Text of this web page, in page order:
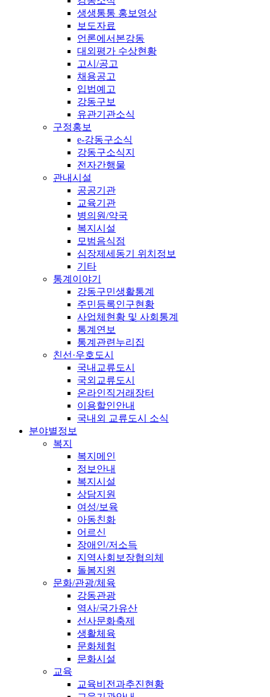
생생통통 홍보영상
보도자료
언론에서본강동
대외평가 수상현황
고시/공고
채용공고
입법예고
강동구보
유관기관소식
구정홍보
e-강동구소식
강동구소식지
전자간행물
관내시설
공공기관
교육기관
병의원/약국
복지시설
모범음식점
심장제세동기 위치정보
기타
통계이야기
강동구민생활통계
주민등록인구현황
사업체현황 및 사회통계
통계연보
통계관련누리집
친선·우호도시
국내교류도시
국외교류도시
온라인직거래장터
이용할인안내
국내외 교류도시 소식
분야별정보
복지
복지메인
정보안내
복지시설
상담지원
여성/보육
아동친화
어르신
장애인/저소득
지역사회보장협의체
돌봄지원
문화/관광/체육
강동관광
역사/국가유산
선사문화축제
생활체육
문화체험
문화시설
교육
교육비전과추진현황